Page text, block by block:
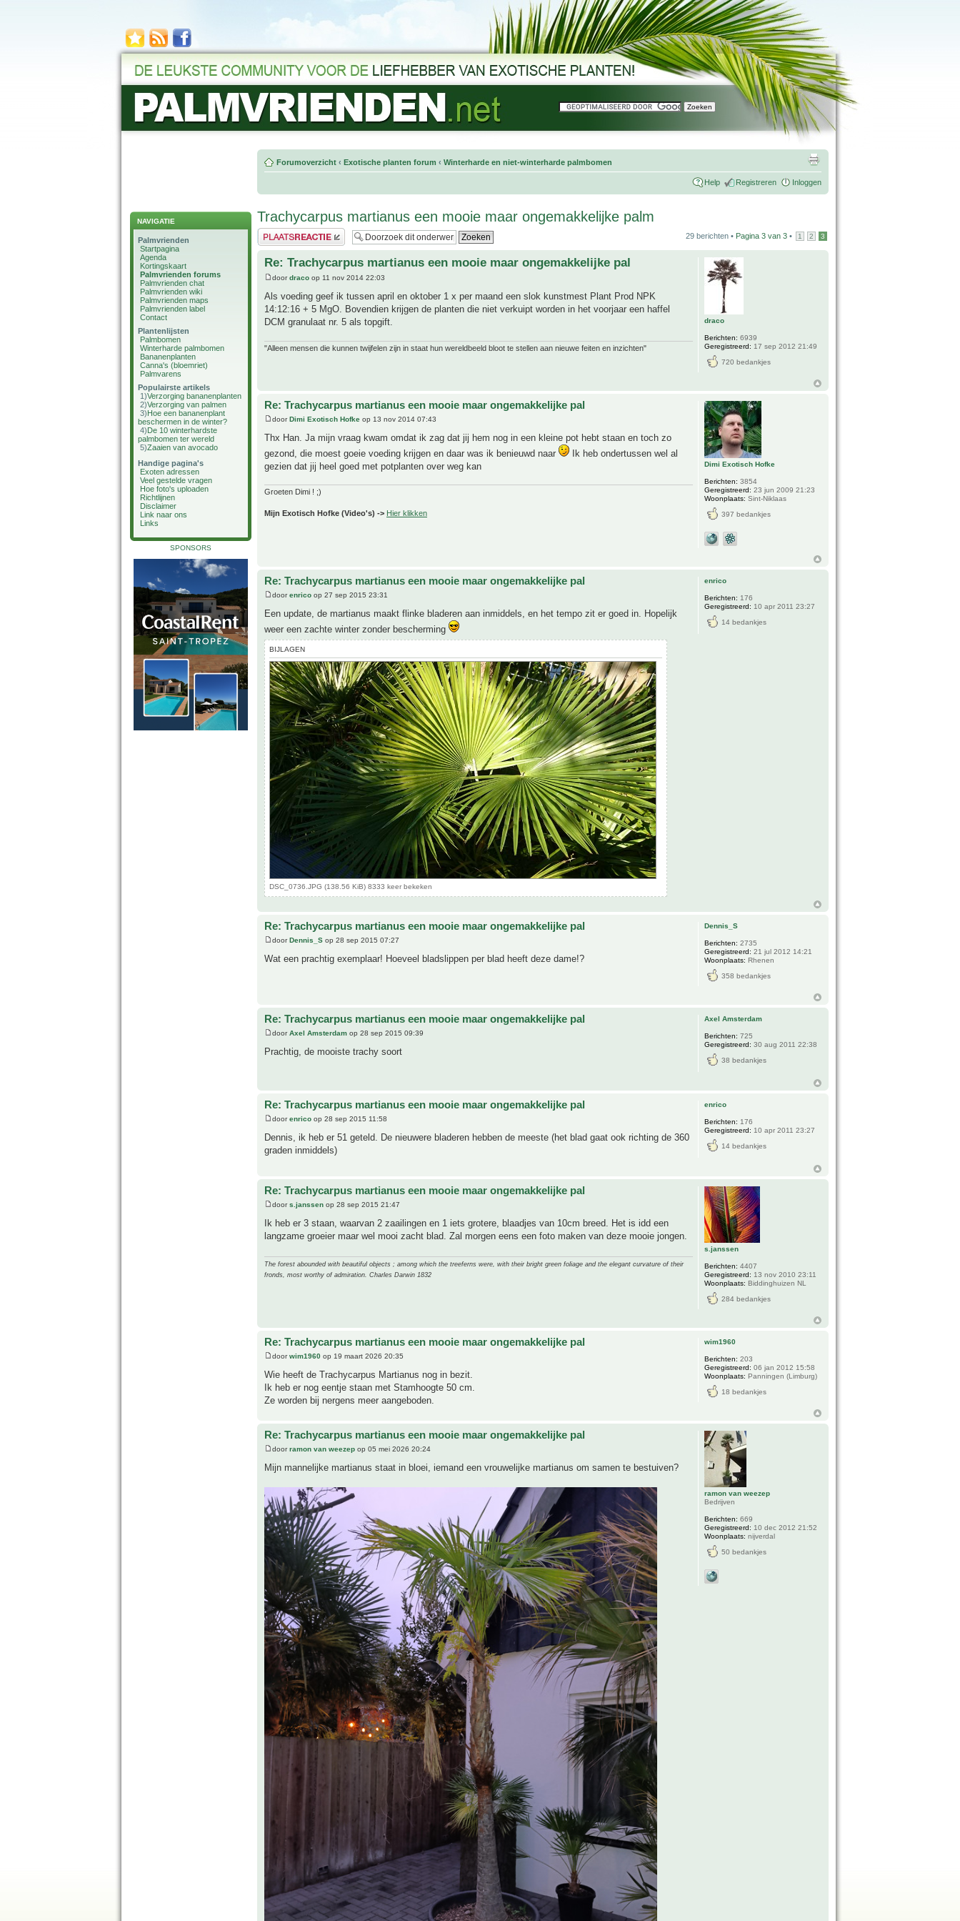
NAVIGATIE
Palmvrienden
Startpagina
Agenda
Kortingskaart
Palmvrienden forums
Palmvrienden chat
Palmvrienden wiki
Palmvrienden maps
Palmvrienden label
Contact
Plantenlijsten
Palmbomen
Winterharde palmbomen
Bananenplanten
Canna's (bloemriet)
Palmvarens
Populairste artikels
1)Verzorging bananenplanten
2)Verzorging van palmen
3)Hoe een bananenplant
beschermen in de winter?
4)De 10 winterhardste
palmbomen ter wereld
5)Zaaien van avocado
Handige pagina's
Exoten adressen
Veel gestelde vragen
Hoe foto's uploaden
Richtlijnen
Disclaimer
Link naar ons
Links
SPONSORS
Forumoverzicht ‹ Exotische planten forum ‹ Winterharde en niet-winterharde palmbomen
Help Registreren Inloggen
Trachycarpus martianus een mooie maar ongemakkelijke palm
Plaats een reactie 29 berichten • Pagina 3 van 3 • 1 2 3
Re: Trachycarpus martianus een mooie maar ongemakkelijke pal
doordraco op 11 nov 2014 22:03
Als voeding geef ik tussen april en oktober 1 x per maand een slok kunstmest Plant Prod NPK
14:12:16 + 5 MgO. Bovendien krijgen de planten die niet verkuipt worden in het voorjaar een haffel
DCM granulaat nr. 5 als topgift.
"Alleen mensen die kunnen twijfelen zijn in staat hun wereldbeeld bloot te stellen aan nieuwe feiten en inzichten"
draco
Berichten: 6939
Geregistreerd: 17 sep 2012 21:49
720 bedankjes
Re: Trachycarpus martianus een mooie maar ongemakkelijke pal
doorDimi Exotisch Hofke op 13 nov 2014 07:43
Thx Han. Ja mijn vraag kwam omdat ik zag dat jij hem nog in een kleine pot hebt staan en toch zo
gezond, die moest goeie voeding krijgen en daar was ik benieuwd naar
Ik heb ondertussen wel al
gezien dat jij heel goed met potplanten over weg kan
Groeten Dimi ! ;)
Mijn Exotisch Hofke (Video's) -> Hier klikken
Dimi Exotisch Hofke
Berichten: 3854
Geregistreerd: 23 jun 2009 21:23
Woonplaats: Sint-Niklaas
397 bedankjes
Re: Trachycarpus martianus een mooie maar ongemakkelijke pal
doorenrico op 27 sep 2015 23:31
Een update, de martianus maakt flinke bladeren aan inmiddels, en het tempo zit er goed in. Hopelijk
weer een zachte winter zonder bescherming
BIJLAGEN
DSC_0736.JPG (138.56 KiB) 8333 keer bekeken
enrico
Berichten: 176
Geregistreerd: 10 apr 2011 23:27
14 bedankjes
Re: Trachycarpus martianus een mooie maar ongemakkelijke pal
doorDennis_S op 28 sep 2015 07:27
Wat een prachtig exemplaar! Hoeveel bladslippen per blad heeft deze dame!?
Dennis_S
Berichten: 2735
Geregistreerd: 21 jul 2012 14:21
Woonplaats: Rhenen
358 bedankjes
Re: Trachycarpus martianus een mooie maar ongemakkelijke pal
doorAxel Amsterdam op 28 sep 2015 09:39
Prachtig, de mooiste trachy soort
Axel Amsterdam
Berichten: 725
Geregistreerd: 30 aug 2011 22:38
38 bedankjes
Re: Trachycarpus martianus een mooie maar ongemakkelijke pal
doorenrico op 28 sep 2015 11:58
Dennis, ik heb er 51 geteld. De nieuwere bladeren hebben de meeste (het blad gaat ook richting de 360
graden inmiddels)
enrico
Berichten: 176
Geregistreerd: 10 apr 2011 23:27
14 bedankjes
Re: Trachycarpus martianus een mooie maar ongemakkelijke pal
doors.janssen op 28 sep 2015 21:47
Ik heb er 3 staan, waarvan 2 zaailingen en 1 iets grotere, blaadjes van 10cm breed. Het is idd een
langzame groeier maar wel mooi zacht blad. Zal morgen eens een foto maken van deze mooie jongen.
The forest abounded with beautiful objects ; among which the treeferns were, with their bright green foliage and the elegant curvature of their
fronds, most worthy of admiration. Charles Darwin 1832
s.janssen
Berichten: 4407
Geregistreerd: 13 nov 2010 23:11
Woonplaats: Biddinghuizen NL
284 bedankjes
Re: Trachycarpus martianus een mooie maar ongemakkelijke pal
doorwim1960 op 19 maart 2026 20:35
Wie heeft de Trachycarpus Martianus nog in bezit.
Ik heb er nog eentje staan met Stamhoogte 50 cm.
Ze worden bij nergens meer aangeboden.
wim1960
Berichten: 203
Geregistreerd: 06 jan 2012 15:58
Woonplaats: Panningen (Limburg)
18 bedankjes
Re: Trachycarpus martianus een mooie maar ongemakkelijke pal
doorramon van weezep op 05 mei 2026 20:24
Mijn mannelijke martianus staat in bloei, iemand een vrouwelijke martianus om samen te bestuiven?
ramon van weezep
Bedrijven
Berichten: 669
Geregistreerd: 10 dec 2012 21:52
Woonplaats: nijverdal
50 bedankjes